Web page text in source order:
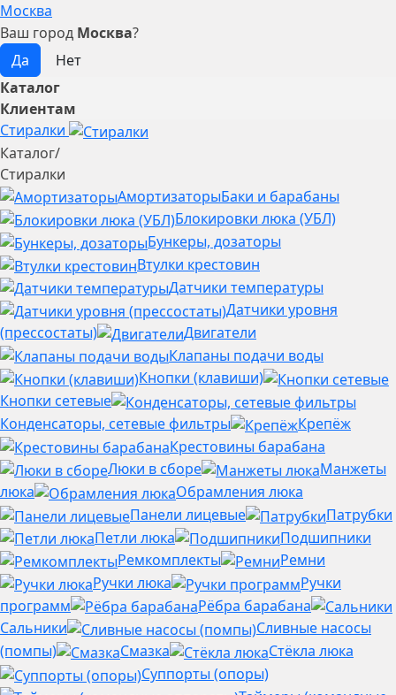
Москва
Ваш город Москва?
Каталог
Клиентам
Стиралки
Каталог/
Стиралки
АмортизаторыБаки и барабаны
Блокировки люка (УБЛ)
Бункеры, дозаторы
Втулки крестовин
Датчики температуры
Датчики уровня
(прессостаты)
Двигатели
Клапаны подачи воды
Кнопки (клавиши)
Кнопки сетевые
Конденсаторы, сетевые фильтры
Крепёж
Крестовины барабана
Люки в сборе
Манжеты
люка
Обрамления люка
Панели лицевые
Патрубки
Петли люка
Подшипники
Ремкомплекты
Ремни
Ручки люка
Ручки
программ
Рёбра барабана
Сальники
Сливные насосы
(помпы)
Смазка
Стёкла люка
Суппорты (опоры)